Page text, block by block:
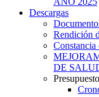
Descargas
Rendición
Constancia
DE